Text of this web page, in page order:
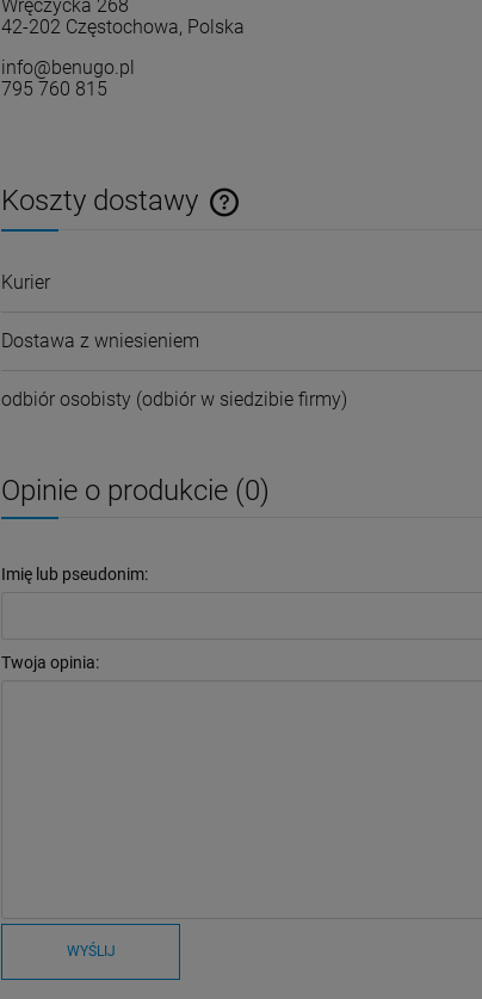
Wręczycka 268
42-202 Częstochowa, Polska
info@benugo.pl
795 760 815
Koszty dostawy
Kurier
Dostawa z wniesieniem
odbiór osobisty (odbiór w siedzibie firmy)
Opinie o produkcie (0)
Imię lub pseudonim:
Twoja opinia:
WYŚLIJ